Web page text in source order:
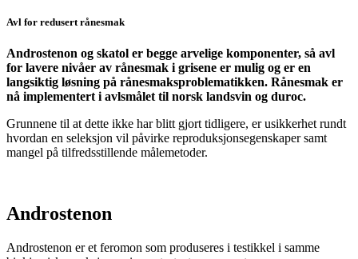
Avl for redusert rånesmak
Androstenon og skatol er begge arvelige komponenter, så avl
for lavere nivåer av rånesmak i grisene er mulig og er en
langsiktig løsning på rånesmaksproblematikken. Rånesmak er
nå implementert i avlsmålet til norsk landsvin og duroc.
Grunnene til at dette ikke har blitt gjort tidligere, er usikkerhet rundt
hvordan en seleksjon vil påvirke reproduksjonsegenskaper samt
mangel på tilfredsstillende målemetoder.
Androstenon
Androstenon er et feromon som produseres i testikkel i samme